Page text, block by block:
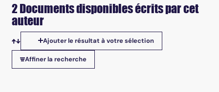
2 Documents disponibles écrits par cet
auteur
Tris disponibles
Ajouter le résultat à votre sélection
Affiner la recherche